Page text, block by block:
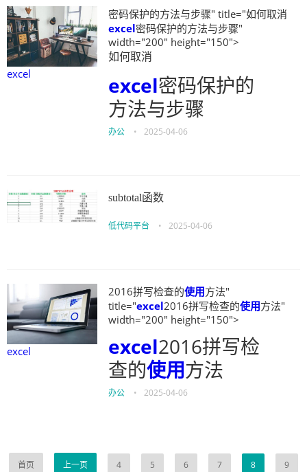
excel
密码保护的方法与步骤" title="如何取消
excel密码保护的方法与步骤"
width="200" height="150">
如何取消
excel密码保护的
方法与步骤
办公 • 2025-04-06
subtotal函数
低代码平台 • 2025-04-06
excel
2016拼写检查的使用方法"
title="excel2016拼写检查的使用方法"
width="200" height="150">
excel2016拼写检
查的使用方法
办公 • 2025-04-06
首页 上一页 4 5 6 7 8 9